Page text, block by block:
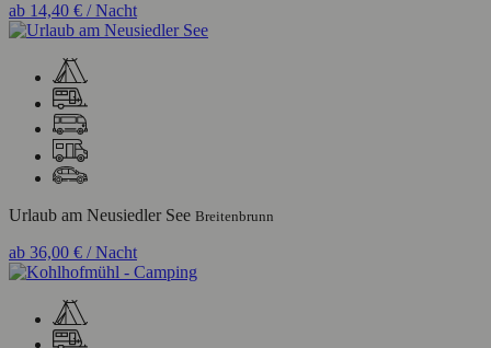
ab 14,40 € / Nacht
Urlaub am Neusiedler See Breitenbrunn
ab 36,00 € / Nacht